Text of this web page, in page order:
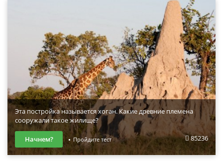
Эта постройка называется хоган. Какие древние племена
сооружали такое жилище?
85236
Начнем? Пройдите тест